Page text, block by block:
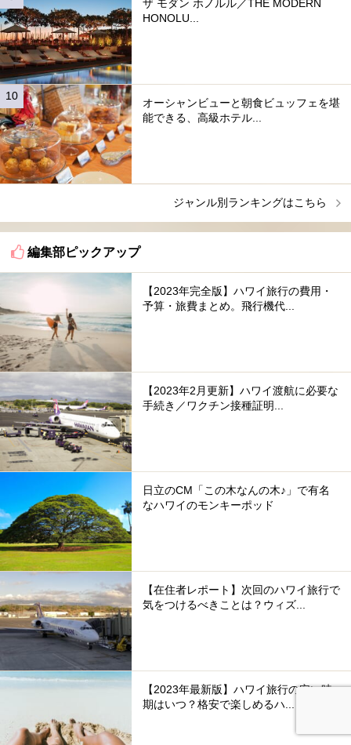
ザ モダン ホノルル／THE MODERN
HONOLU...
オーシャンビューと朝食ビュッフェを堪
能できる、高級ホテル...
ジャンル別ランキングはこちら
編集部ピックアップ
【2023年完全版】ハワイ旅行の費用・
予算・旅費まとめ。飛行機代...
【2023年2月更新】ハワイ渡航に必要な
手続き／ワクチン接種証明...
日立のCM「この木なんの木♪」で有名
なハワイのモンキーポッド
【在住者レポート】次回のハワイ旅行で
気をつけるべきことは？ウィズ...
【2023年最新版】ハワイ旅行の安い時
期はいつ？格安で楽しめるハ...